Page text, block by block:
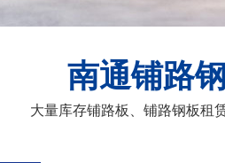
南通铺路
大量库存铺路板、铺路钢板租